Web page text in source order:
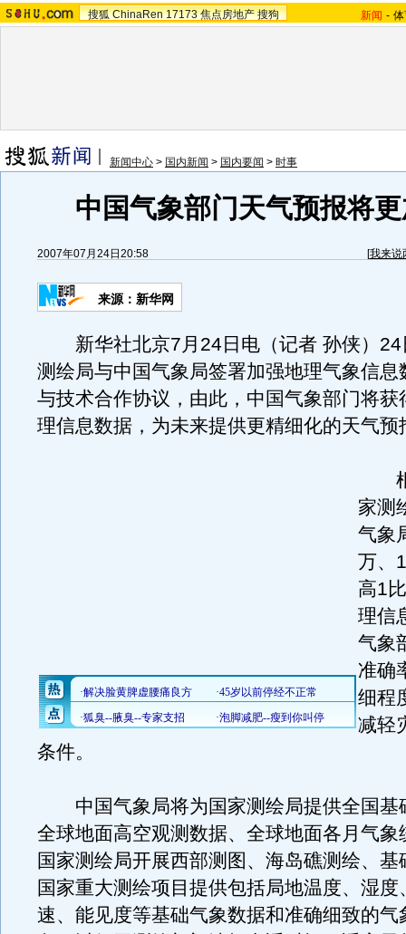
搜狐 ChinaRen 17173 焦点房地产 搜狗 新闻 -
新闻中心 > 国内新闻 > 国内要闻 > 时事
中国气象部门天气预报将
2007年07月24日20:58 [我来说
来源：新华网
新华社北京7月24日电（记者 孙侠）24
测绘局与中国气象局签署加强地理气象信息
与技术合作协议，由此，中国气象部门将获
理信息数据，为未来提供更精细化的天气预
根
家测
气象
万、
高1
理信
气象
准确
细程
减轻
条件。
中国气象局将为国家测绘局提供全国基
全球地面高空观测数据、全球地面各月气象
国家测绘局开展西部测图、海岛礁测绘、基
国家重大测绘项目提供包括局地温度、湿度
速、能见度等基础气象数据和准确细致的气